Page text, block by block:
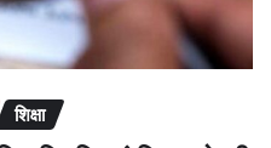
शिक्षा